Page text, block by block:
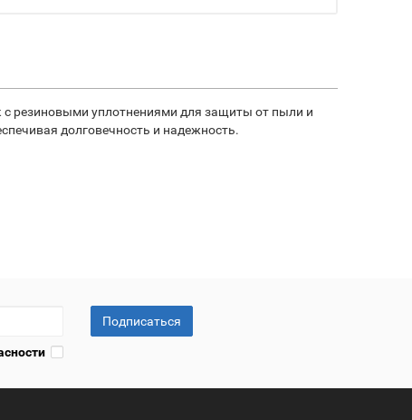
резиновыми уплотнениями для защиты от пыли и
долговечность и надежность.
Подписаться